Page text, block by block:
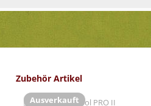
Produktgalerie überspringen
Zubehör Artikel
Ausverkauft